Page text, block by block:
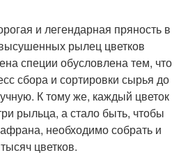
и легендарная пряность в
рылец цветков
специи обусловлена тем, что
сбора и сортировки сырья до
К тому же, каждый цветок
рыльца, а стало быть, чтобы
необходимо собрать и
цветков.